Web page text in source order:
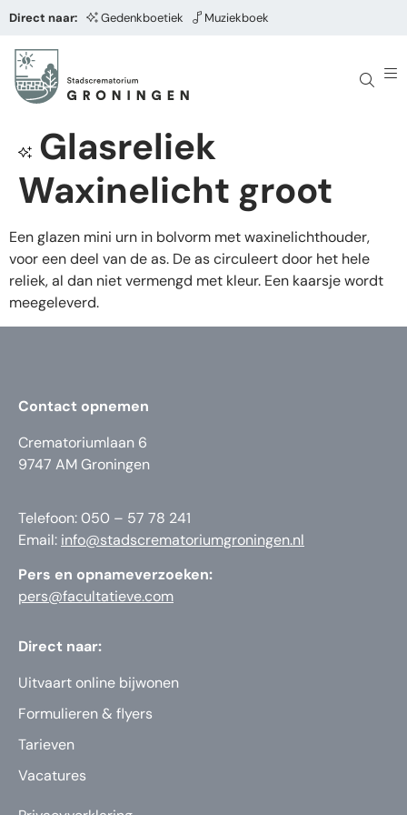
Direct naar: Gedenkboetiek Muziekboek
Glasreliek
Waxinelicht groot
Een glazen mini urn in bolvorm met waxinelichthouder,
voor een deel van de as. De as circuleert door het hele
reliek, al dan niet vermengd met kleur. Een kaarsje wordt
meegeleverd.
Contact opnemen
Crematoriumlaan 6
9747 AM Groningen
Telefoon: 050 – 57 78 241
Email: info@stadscrematoriumgroningen.nl
Pers en opnameverzoeken:
pers@facultatieve.com
Direct naar:
Uitvaart online bijwonen
Formulieren & flyers
Tarieven
Vacatures